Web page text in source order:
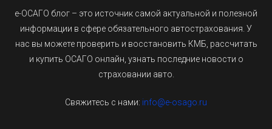
е-ОСАГО блог – это источник самой актуальной и полезной
информации в сфере обязательного автострахования. У
нас вы можете проверить и восстановить КМБ, рассчитать
и купить ОСАГО онлайн, узнать последние новости о
страховании авто.
Свяжитесь с нами: info@e-osago.ru